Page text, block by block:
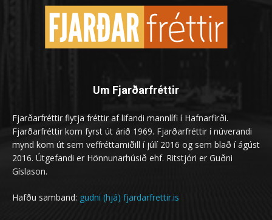
Um Fjarðarfréttir
Fjarðarfréttir flytja fréttir af lifandi mannlífi í Hafnarfirði.
Fjarðarfréttir kom fyrst út árið 1969. Fjarðarfréttir í núverandi
mynd kom út sem veffréttamiðill í júlí 2016 og sem blað í ágúst
2016. Útgefandi er Hönnunarhúsið ehf. Ritstjóri er Guðni
Gíslason.
Hafðu samband: gudni (hjá) fjardarfrettir.is